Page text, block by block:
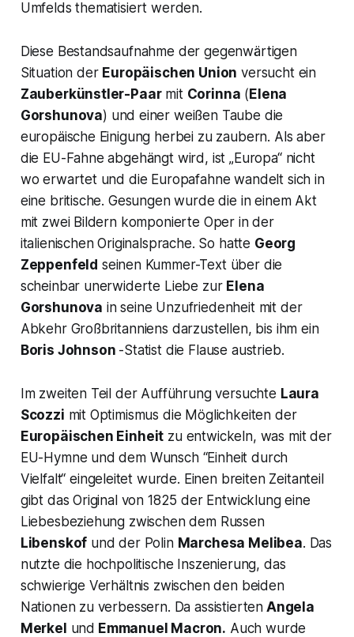
Umfelds thematisiert werden.
Diese Bestandsaufnahme der gegenwärtigen
Situation der Europäischen Union versucht ein
Zauberkünstler-Paarmit Corinna (Elena
Gorshunova) und einer weißen Taube die
europäische Einigung herbei zu zaubern. Als aber
die EU-Fahne abgehängt wird, ist „Europa“ nicht
wo erwartet und die Europafahne wandelt sich in
eine britische. Gesungen wurde die in einem Akt
mit zwei Bildern komponierte Oper in der
italienischen Originalsprache. So hatte Georg
Zeppenfeld seinen Kummer-Text über die
scheinbar unerwiderte Liebe zur Elena
Gorshunova in seine Unzufriedenheit mit der
Abkehr Großbritanniens darzustellen, bis ihm ein
Boris Johnson -Statistdie Flause austrieb.
Im zweiten Teil der Aufführung versuchte Laura
Scozzi mit Optimismus die Möglichkeiten der
Europäischen Einheit zu entwickeln, was mit der
EU-Hymne und dem Wunsch “Einheit durch
Vielfalt“ eingeleitet wurde. Einen breiten Zeitanteil
gibt das Original von 1825 der Entwicklung eine
Liebesbeziehung zwischen dem Russen
Libenskof und der Polin Marchesa Melibea. Das
nutzte die hochpolitische Inszenierung, das
schwierige Verhältnis zwischen den beiden
Nationen zu verbessern. Da assistierten Angela
Merkel und Emmanuel Macron. Auch wurde